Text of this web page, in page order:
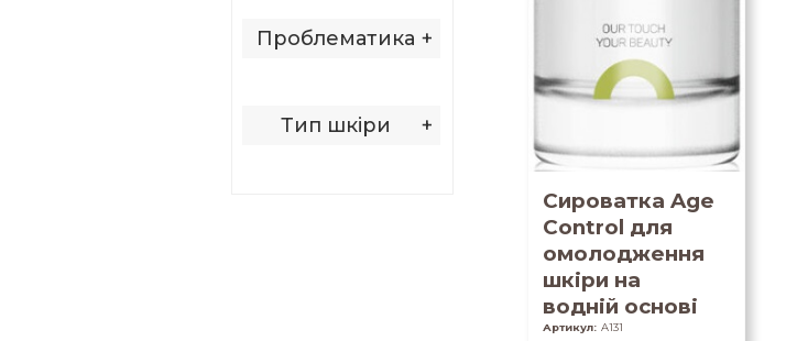
Проблематика +
Тип шкіри +
Сироватка Age
Control для
омолодження
шкіри на
водній основі
Артикул: A131